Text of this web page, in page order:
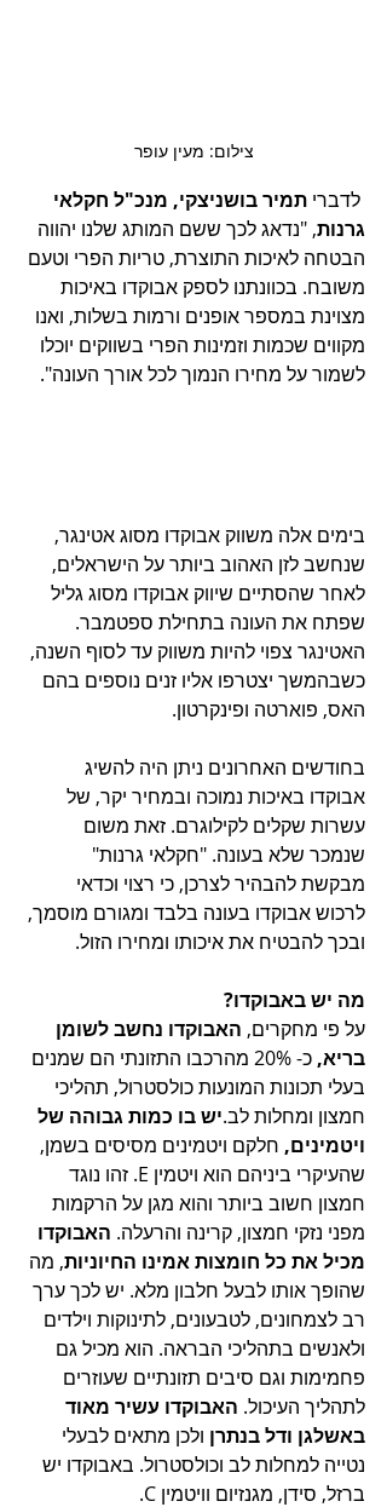
צילום: מעין עופר
דברי תמיר בושניצקי, מנכ"ל חקלאי
גרנות, "נדאג לכך ששם המותג שלנו יהווה
הבטחה לאיכות התוצרת, טריות הפרי וטעם
משובח. בכוונתנו לספק אבוקדו באיכות
מצוינת במספר אופנים ורמות בשלות, ואנו
מקווים שכמות וזמינות הפרי בשווקים יוכלו
לשמור על מחירו הנמוך לכל אורך העונה".
בימים אלה משווק אבוקדו מסוג אטינגר,
שנחשב לזן האהוב ביותר על הישראלים,
לאחר שהסתיים שיווק אבוקדו מסוג גליל
שפתח את העונה בתחילת ספטמבר.
האטינגר צפוי להיות משווק עד לסוף השנה,
כשבהמשך יצטרפו אליו זנים נוספים בהם
האס, פוארטה ופינקרטון.
בחודשים האחרונים ניתן היה להשיג
אבוקדו באיכות נמוכה ובמחיר יקר, של
עשרות שקלים לקילוגרם. זאת משום
שנמכר שלא בעונה. "חקלאי גרנות"
מבקשת להבהיר לצרכן, כי רצוי וכדאי
לרכוש אבוקדו בעונה בלבד ומגורם מוסמך,
ובכך להבטיח את איכותו ומחירו הזול.
מה יש באבוקדו?
על פי מחקרים, האבוקדו נחשב לשומן
בריא,
כ- 20% מהרכבו התזונתי הם שמנים
בעלי תכונות המונעות כולסטרול, תהליכי
חמצון ומחלות לב.יש בו כמות גבוהה של
ויטמינים, חלקם ויטמינים מסיסים בשמן,
שהעיקרי ביניהם הוא ויטמין E. זהו נוגד
חמצון חשוב ביותר והוא מגן על הרקמות
מפני נזקי חמצון, קרינה והרעלה. האבוקדו
מכיל את כל חומצות אמינו החיוניות, מה
שהופך אותו לבעל חלבון מלא. יש לכך ערך
רב לצמחונים, לטבעונים, לתינוקות וילדים
ולאנשים בתהליכי הבראה. הוא מכיל גם
פחמימות וגם סיבים תזונתיים שעוזרים
לתהליך העיכול. האבוקדו עשיר מאוד
באשלגן ודל בנתרן ולכן מתאים לבעלי
נטייה למחלות לב וכולסטרול. באבוקדו יש
ברזל, סידן, מגנזיום וויטמין C.